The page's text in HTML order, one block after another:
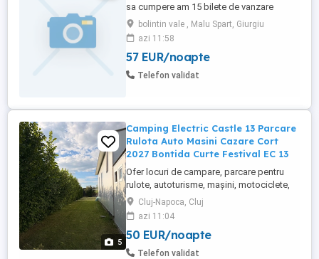
sa cumpere am 15 bilete de vanzare
bolintin vale , Malu Spart, Giurgiu
azi 11:58
57 EUR/noapte
Telefon validat
5
Camping Electric Castle 13 Parcare
Rulota Auto Masini Cazare Cort
2027 Bontida Curte Festival EC 13
Ofer locuri de campare, parcare pentru
rulote, autoturisme, mașini, motociclete,
camping corturi etc. in perioada
desfășurării festivalului Electric Castle in
Bontida, jud. Cluj, Castelul Banffy.
Poziționare excelentă. Locatia se afla la
200m de intrarea in festival. Se ofera
Cluj-Napoca, Cluj
azi 11:04
50 EUR/noapte
Telefon validat